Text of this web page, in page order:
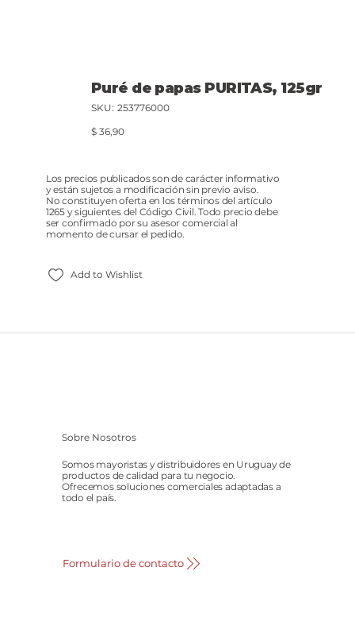
Puré de papas PURITAS, 125gr
SKU: SKU
253776000
Precio
$ 36,90
Add to Wishlist
Los precios publicados son de carácter informativo
y están sujetos a modificación sin previo aviso.
No constituyen oferta en los términos del artículo
1265 y siguientes del Código Civil. Todo precio debe
ser confirmado por su asesor comercial al
momento de cursar el pedido.
Sobre Nosotros
Somos mayoristas y distribuidores en Uruguay de
productos de calidad para tu negocio.
Ofrecemos soluciones comerciales adaptadas a
todo el país.
Formulario de contacto